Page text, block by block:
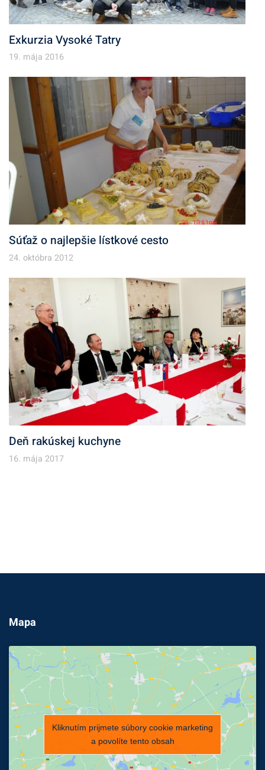
Exkurzia Vysoké Tatry
19. mája 2016
Súťaž o najlepšie lístkové cesto
24. októbra 2012
Deň rakúskej kuchyne
16. mája 2017
Mapa
Kliknutím prijmete súbory cookie marketing
a povolíte tento obsah